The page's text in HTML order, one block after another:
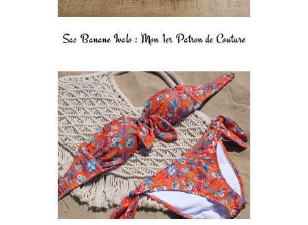
Sac Banane Ivalo : Mon 1er Patron de Couture